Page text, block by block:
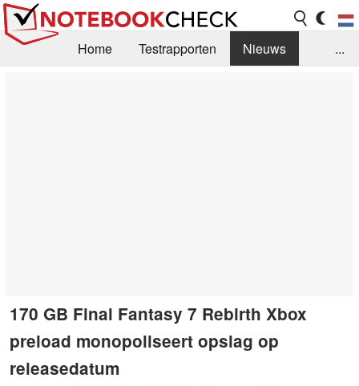
Home Testrapporten
Nieuws
...
170 GB Final Fantasy 7 Rebirth Xbox
preload monopoliseert opslag op
releasedatum